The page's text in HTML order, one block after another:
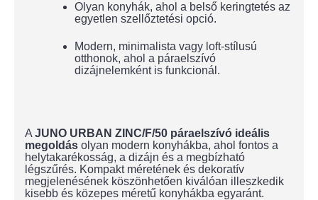
Olyan konyhák, ahol a belső keringtetés az
egyetlen szellőztetési opció.
Modern, minimalista vagy loft-stílusú
otthonok, ahol a páraelszívó
dizájnelemként is funkcionál.
A JUNO URBAN ZINC/F/50 páraelszívó ideális
megoldás olyan modern konyhákba, ahol fontos a
helytakarékosság, a dizájn és a megbízható
légszűrés. Kompakt méretének és dekoratív
megjelenésének köszönhetően kiválóan illeszkedik
kisebb és közepes méretű konyhákba egyaránt.